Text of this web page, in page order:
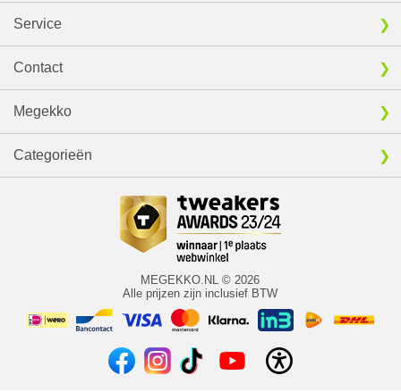
Service
Contact
Megekko
Categorieën
MEGEKKO.NL © 2026
Alle prijzen zijn inclusief BTW